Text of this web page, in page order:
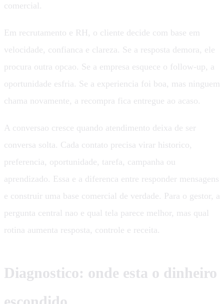
comercial.
Em recrutamento e RH, o cliente decide com base em
velocidade, confianca e clareza. Se a resposta demora, ele
procura outra opcao. Se a empresa esquece o follow-up, a
oportunidade esfria. Se a experiencia foi boa, mas ninguem
chama novamente, a recompra fica entregue ao acaso.
A conversao cresce quando atendimento deixa de ser
conversa solta. Cada contato precisa virar historico,
preferencia, oportunidade, tarefa, campanha ou
aprendizado. Essa e a diferenca entre responder mensagens
e construir uma base comercial de verdade. Para o gestor, a
pergunta central nao e qual tela parece melhor, mas qual
rotina aumenta resposta, controle e receita.
Diagnostico: onde esta o dinheiro